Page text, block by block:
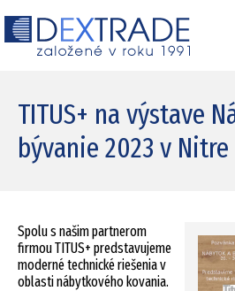
TITUS+ na výstave
bývanie 2023 v Nitre
Spolu s našim partnerom
firmou TITUS+ predstavujeme
moderné technické riešenia v
oblasti nábytkového kovania.